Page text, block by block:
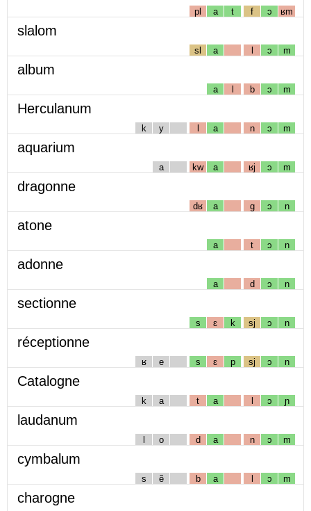
pl a t f ɔ ʁm
slalom
sl a l ɔ m
album
a l b ɔ m
Herculanum
k y l a n ɔ m
aquarium
a kw a ʁj ɔ m
dragonne
dʁ a g ɔ n
atone
a t ɔ n
adonne
a d ɔ n
sectionne
s ɛ k sj ɔ n
réceptionne
ʁ e s ɛ p sj ɔ n
Catalogne
k a t a l ɔ ɲ
laudanum
l o d a n ɔ m
cymbalum
s ẽ b a l ɔ m
charogne